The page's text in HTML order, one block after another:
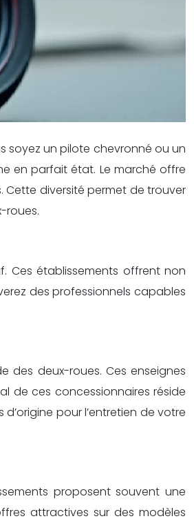
soyez un pilote chevronné ou un
en parfait état. Le marché offre
Cette diversité permet de trouver
roues.
Ces établissements offrent non
des professionnels capables
des deux-roues. Ces enseignes
de ces concessionnaires réside
pour l’entretien de votre
proposent souvent une
attractives sur des modèles